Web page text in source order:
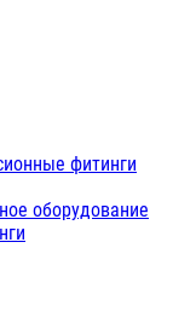
фитинги
оборудование